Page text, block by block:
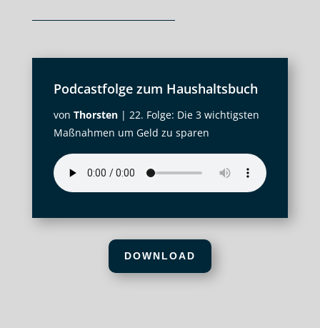
Podcastfolge zum Haushaltsbuch
von Thorsten| 22. Folge: Die 3 wichtigsten
Maßnahmen um Geld zu sparen
DOWNLOAD